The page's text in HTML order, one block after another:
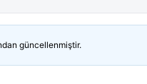
güncellenmiştir.